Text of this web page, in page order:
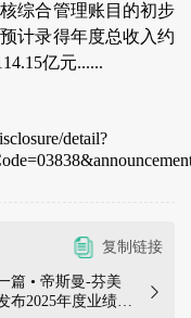
综合管理账目的初步
计录得年度总收入约
亿元......
detail?
复制链接
篇 • 帝斯曼-芬美
布2025年度业绩报
